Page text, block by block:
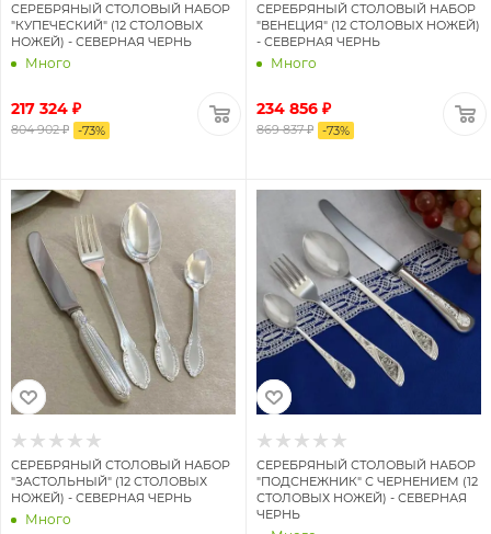
СЕРЕБРЯНЫЙ СТОЛОВЫЙ НАБОР
"КУПЕЧЕСКИЙ" (12 СТОЛОВЫХ
НОЖЕЙ) - СЕВЕРНАЯ ЧЕРНЬ
Много
217 324 ₽
804 902 ₽ -73%
СЕРЕБРЯНЫЙ СТОЛОВЫЙ НАБОР
"ВЕНЕЦИЯ" (12 СТОЛОВЫХ НОЖЕЙ)
- СЕВЕРНАЯ ЧЕРНЬ
Много
234 856 ₽
869 837 ₽ -73%
СЕРЕБРЯНЫЙ СТОЛОВЫЙ НАБОР
"ЗАСТОЛЬНЫЙ" (12 СТОЛОВЫХ
НОЖЕЙ) - СЕВЕРНАЯ ЧЕРНЬ
Много
СЕРЕБРЯНЫЙ СТОЛОВЫЙ НАБОР
"ПОДСНЕЖНИК" С ЧЕРНЕНИЕМ (12
СТОЛОВЫХ НОЖЕЙ) - СЕВЕРНАЯ
ЧЕРНЬ